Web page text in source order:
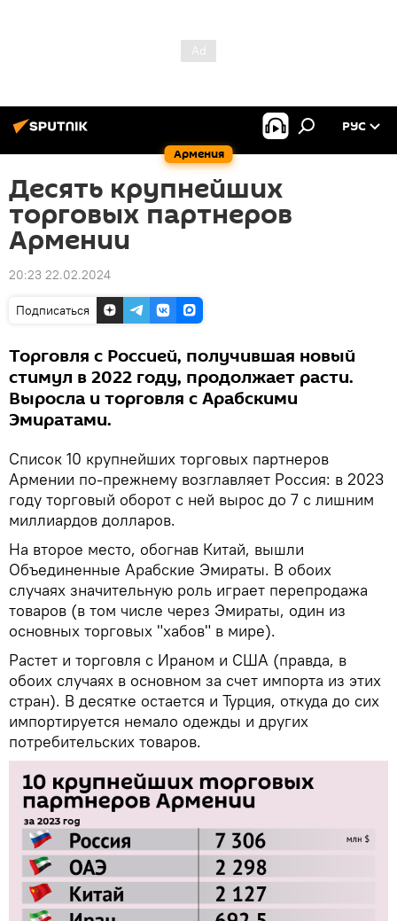
Армения
РУС
Десять крупнейших
торговых партнеров
Армении
20:23 22.02.2024
Подписаться
Торговля с Россией, получившая новый
стимул в 2022 году, продолжает расти.
Выросла и торговля с Арабскими
Эмиратами.
Список 10 крупнейших торговых партнеров
Армении по-прежнему возглавляет Россия: в 2023
году торговый оборот с ней вырос до 7 с лишним
миллиардов долларов.
На второе место, обогнав Китай, вышли
Объединенные Арабские Эмираты. В обоих
случаях значительную роль играет перепродажа
товаров (в том числе через Эмираты, один из
основных торговых "хабов" в мире).
Растет и торговля с Ираном и США (правда, в
обоих случаях в основном за счет импорта из этих
стран). В десятке остается и Турция, откуда до сих
импортируется немало одежды и других
потребительских товаров.